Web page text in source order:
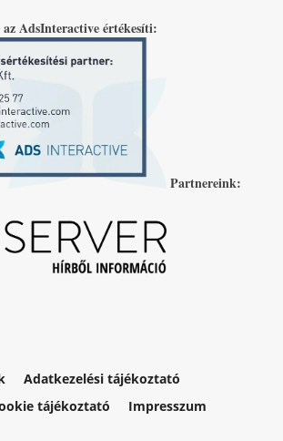
AdsInteractive értékesíti:
Partnereink:
Adatkezelési tájékoztató
tájékoztató
Impresszum